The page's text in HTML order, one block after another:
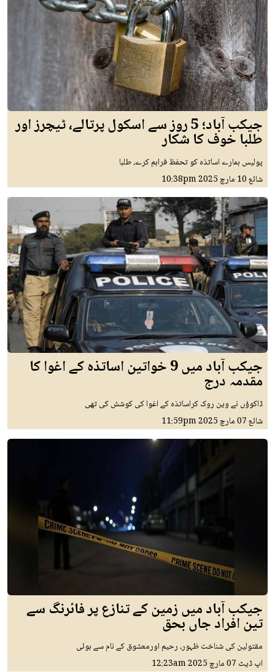
جیکب آباد؛ 5 روز سے اسکول پرتالے، ٹیچرز اور
طلبا خوف کا شکار
پولیس ہمارے اساتذہ کو تحفظ فراہم کرے، طلبا
شائع10 مارچ 2025 10:38pm
جیکب آباد میں 9 خواتین اساتذہ کے اغوا کا
مقدمہ درج
ڈاکوؤں نے وین روک کراساتذہ کے اغوا کی کوشش کی تھی
شائع07 مارچ 2025 11:59pm
جیکب آباد میں زمین کے تنازع پر فائرنگ سے
تین افراد جاں بحق
مقتولین کی شناخت ظہور، رحیم اورمعشوق کے نام سے ہوئی
اپ ڈیٹ 07 مارچ 2025 12:23am